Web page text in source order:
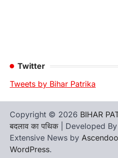
Twitter
Tweets by Bihar Patrika
Copyright © 2026 BIHAR
बदलाव का पथिक | Developed
Extensive News by
WordPress.